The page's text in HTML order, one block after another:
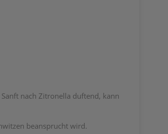
nach Zitronella duftend, kann
beansprucht wird.